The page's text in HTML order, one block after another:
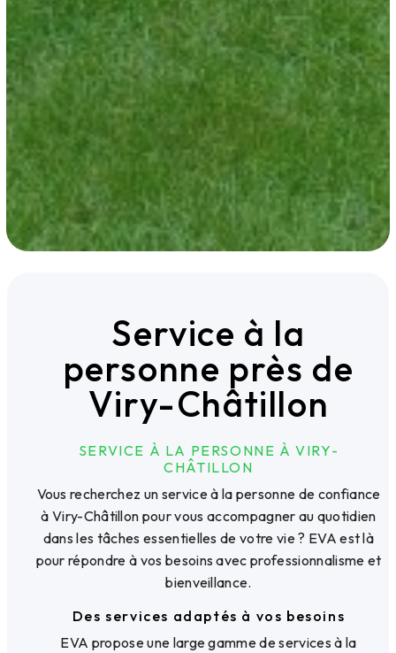
Service à la
personne près de
Viry-Châtillon
SERVICE À LA PERSONNE À VIRY-
CHÂTILLON
Vous recherchez un service à la personne de confiance
à Viry-Châtillon pour vous accompagner au quotidien
dans les tâches essentielles de votre vie ? EVA est là
pour répondre à vos besoins avec professionnalisme et
bienveillance.
Des services adaptés à vos besoins
EVA propose une large gamme de services à la